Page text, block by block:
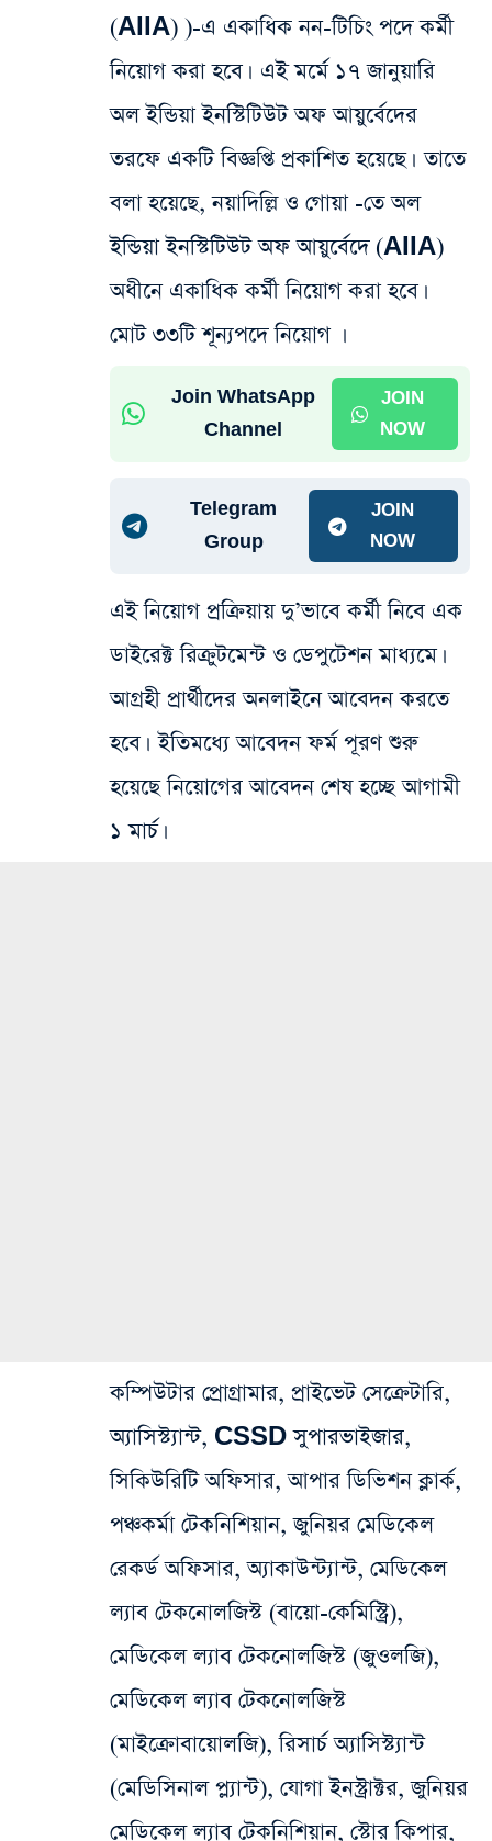
(AIIA) )-এ একাধিক নন-টিচিং পদে কর্মী
নিয়োগ করা হবে। এই মর্মে ১৭ জানুয়ারি
অল ইন্ডিয়া ইনস্টিটিউট অফ আয়ুর্বেদের
তরফে একটি বিজ্ঞপ্তি প্রকাশিত হয়েছে। তাতে
বলা হয়েছে, নয়াদিল্লি ও গোয়া -তে অল
ইন্ডিয়া ইনস্টিটিউট অফ আয়ুর্বেদে (AIIA)
অধীনে একাধিক কর্মী নিয়োগ করা হবে।
মোট ৩৩টি শূন্যপদে নিয়োগ ।
Join WhatsApp
Channel
JOIN
NOW
Telegram
Group
JOIN
NOW
এই নিয়োগ প্রক্রিয়ায় দু’ভাবে কর্মী নিবে এক
ডাইরেক্ট রিক্রুটমেন্ট ও ডেপুটেশন মাধ্যমে।
আগ্রহী প্রার্থীদের অনলাইনে আবেদন করতে
হবে। ইতিমধ্যে আবেদন ফর্ম পূরণ শুরু
হয়েছে নিয়োগের আবেদন শেষ হচ্ছে আগামী
১ মার্চ।
কম্পিউটার প্রোগ্রামার, প্রাইভেট সেক্রেটারি,
অ্যাসিস্ট্যান্ট, CSSD সুপারভাইজার,
সিকিউরিটি অফিসার, আপার ডিভিশন ক্লার্ক,
পঞ্চকর্মা টেকনিশিয়ান, জুনিয়র মেডিকেল
রেকর্ড অফিসার, অ্যাকাউন্ট্যান্ট, মেডিকেল
ল্যাব টেকনোলজিস্ট (বায়ো-কেমিস্ট্রি),
মেডিকেল ল্যাব টেকনোলজিস্ট (জুওলজি),
মেডিকেল ল্যাব টেকনোলজিস্ট
(মাইক্রোবায়োলজি), রিসার্চ অ্যাসিস্ট্যান্ট
(মেডিসিনাল প্ল্যান্ট), যোগা ইনস্ট্রাক্টর, জুনিয়র
মেডিকেল ল্যাব টেকনিশিয়ান, স্টোর কিপার,